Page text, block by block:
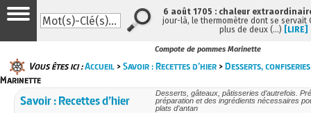
Compote de pommes Marinette
Vous êtes ici :Accueil >Savoir : Recettes d’hier >Desserts, confiseries
Marinette
Savoir : Recettes d’hier
Desserts, gâteaux, pâtisseries d’autrefois.
préparation et des ingrédients nécessaires
plats d’antan
6 août 1705 : chaleur
jour-là, le thermomètre dont se servait
plus de deux (…) [LIRE]